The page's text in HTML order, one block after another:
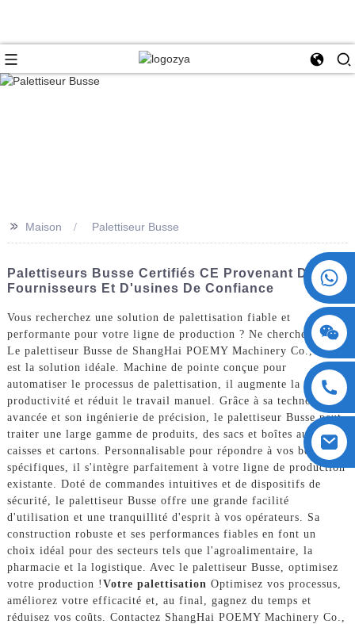
+86 15730993174
>> Maison Palettiseur Busse
Palettiseurs Busse Certifiés CE Provenant De
Fournisseurs Et D'usines De Confiance
Vous recherchez une solution de palettisation fiable et
performante pour votre ligne de production ? Ne cherchez plus !
Le palettiseur Busse de ShangHai POEMY Machinery Co., Ltd
est la solution idéale. Machine de pointe conçue pour
automatiser le processus de palettisation, il augmente la
productivité et réduit le travail manuel. Grâce à sa technologie
avancée et son ingénierie de précision, le palettiseur Busse peut
traiter une large gamme de produits, des sacs et boîtes aux
caisses et cartons. Personnalisable pour répondre à vos besoins
spécifiques, il s'intègre parfaitement à votre ligne de production
existante. Doté de commandes intuitives et de dispositifs de
sécurité, le palettiseur Busse offre une grande facilité
d'utilisation et une tranquillité d'esprit à vos opérateurs. Sa
construction robuste et ses performances fiables en font un
choix idéal pour des secteurs tels que l'agroalimentaire, la
pharmacie et la logistique. Avec le palettiseur Busse, optimisez
votre production ! Votre palettisation Optimisez vos processus,
améliorez votre efficacité et, au final, gagnez du temps et
réduisez vos coûts. Contactez ShangHai POEMY Machinery Co.,